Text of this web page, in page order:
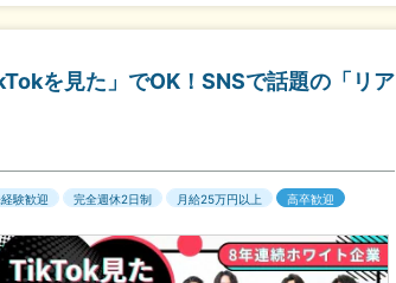
を見た」でOK！SNSで話題の「リア
験歓迎 完全週休2日制 月給25万円以上 高卒歓迎